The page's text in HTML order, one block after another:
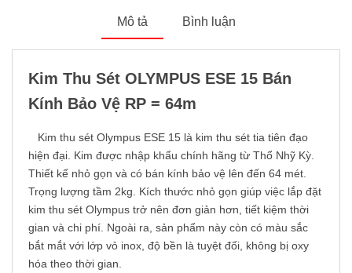
Mô tả Bình luận
Kim Thu Sét OLYMPUS ESE 15 Bán
Kính Bảo Vệ RP = 64m
Kim thu sét Olympus ESE 15 là kim thu sét tia tiên đạo
hiện đại. Kim được nhập khẩu chính hãng từ Thổ Nhỹ Kỳ.
Thiết kế nhỏ gọn và có bán kính bảo vệ lên đến 64 mét.
Trọng lượng tầm 2kg. Kích thước nhỏ gọn giúp việc lắp đặt
kim thu sét Olympus trở nên đơn giản hơn, tiết kiệm thời
gian và chi phí. Ngoài ra, sản phẩm này còn có màu sắc
bắt mắt với lớp vỏ inox, độ bền là tuyệt đối, không bị oxy
hóa theo thời gian.